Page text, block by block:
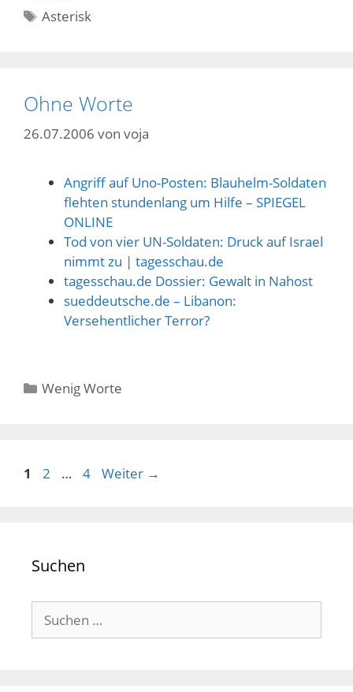
Schlagwörter
Asterisk
Ohne Worte
26.07.2006 von voja
Angriff auf Uno-Posten: Blauhelm-Soldaten
flehten stundenlang um Hilfe – SPIEGEL
ONLINE
Tod von vier UN-Soldaten: Druck auf Israel
nimmt zu | tagesschau.de
tagesschau.de Dossier: Gewalt in Nahost
sueddeutsche.de – Libanon:
Versehentlicher Terror?
Kategorien
Wenig Worte
Seite
1 Seite
2 … Seite
4 Weiter →
Suchen
Suchen
nach: